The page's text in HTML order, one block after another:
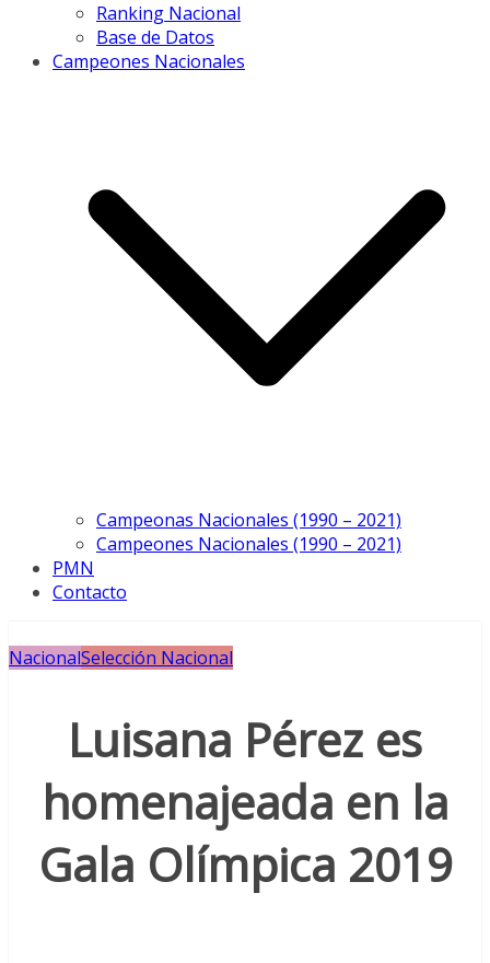
Ranking Nacional
Base de Datos
Campeones Nacionales
Campeonas Nacionales (1990 – 2021)
Campeones Nacionales (1990 – 2021)
PMN
Contacto
NacionalSelección Nacional
Luisana Pérez es
homenajeada en la
Gala Olímpica 2019